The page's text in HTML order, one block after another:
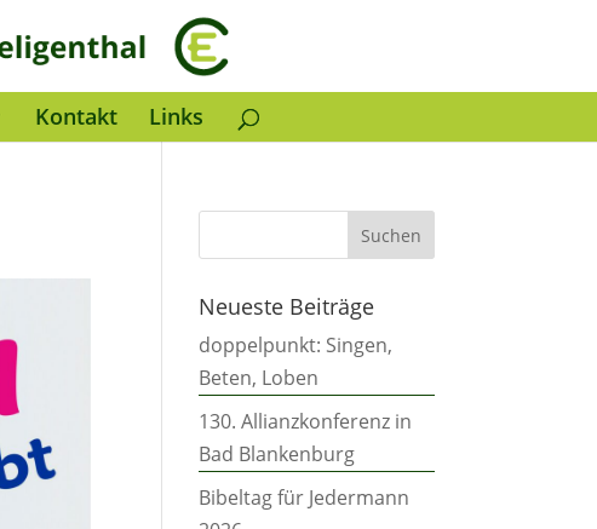
Kontakt Links
Neueste Beiträge
doppelpunkt: Singen,
Beten, Loben
130. Allianzkonferenz in
Bad Blankenburg
Bibeltag für Jedermann